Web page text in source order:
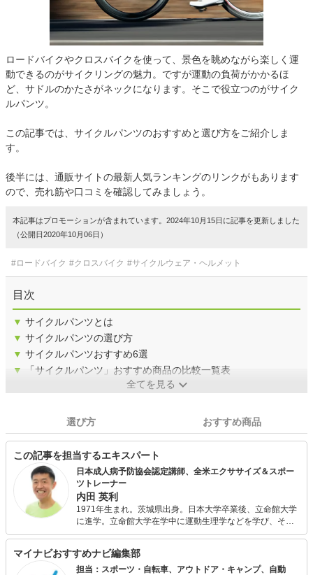
ロードバイクやクロスバイクを使って、景色を眺めながら楽しく運
動できるのがサイクリングの魅力。ですが運動の負荷がかかるほ
ど、サドルのかたさがネックになります。そこで役立つのがサイク
ルパンツ。
この記事では、サイクルパンツのおすすめと選び方をご紹介しま
す。
後半には、通販サイトの最新人気ランキングのリンクがもあります
ので、売れ筋や口コミを確認してみましょう。
本記事はプロモーションが含まれています。2024年10月15日に記事を更新しました
（公開日2020年10月06日）
#ロードバイク #クロスバイク #サイクルウェア・ヘルメット
目次
▼ サイクルパンツとは
▼ サイクルパンツの選び方
▼ サイクルパンツおすすめ6選
▼
「サイクルパンツ」おすすめ商品の比較一覧表
全てを見る
選び方 おすすめ商品
この記事を担当するエキスパート
日本成人病予防協会認定講師、全米エクササイズ＆スポー
ツトレーナー
内田 英利
1971年生まれ。茨城県出身。日本大学卒業後、立命館大学
に進学。立命館大学在学中に運動生理学などを学び、その
後、米国の栄養学修士課程を経る。 現在は、女性や高齢者
レーナーの育成、生涯フィットネスに関する講演や運動指
導などを行う。 健康管理士一般指導員、健康運動指導士、
マイナビおすすめナビ編集部
担当：スポーツ・自転車、アウトドア・キャンプ、自動